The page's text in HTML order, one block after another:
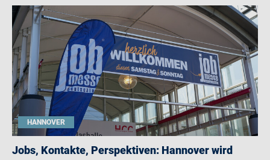
HANNOVER
Jobs, Kontakte, Perspektiven: Hannover wird